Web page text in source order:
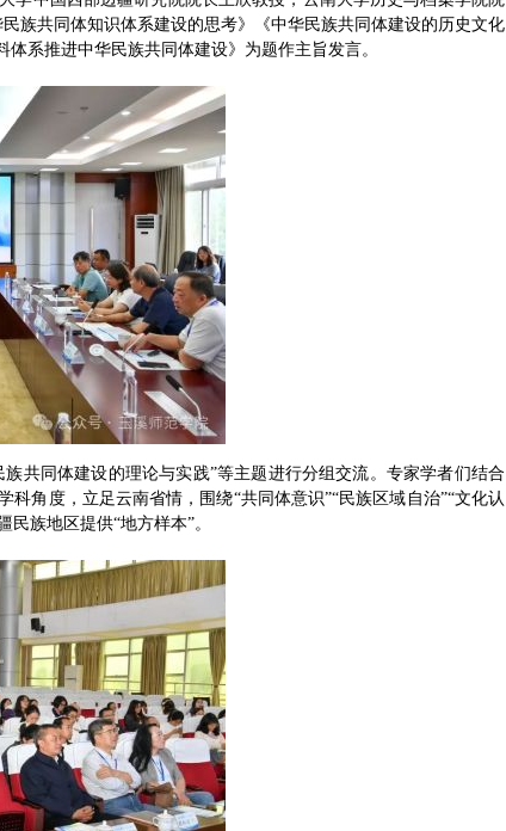
族共同体知识体系建设的思考》《中华民族共同体建设的历史文化
系推进中华民族共同体建设》为题作主旨发言。
共同体建设的理论与实践”等主题进行分组交流。专家学者们结合
角度，立足云南省情，围绕“共同体意识”“民族区域自治”“文化认
族地区提供“地方样本”。